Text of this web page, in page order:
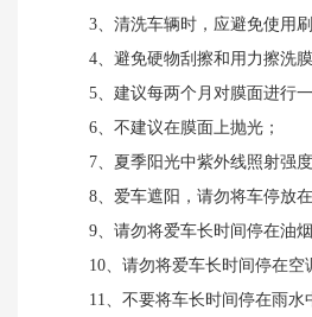
3、清洗车辆时，应避免使用
4、避免硬物刮擦和用力擦洗
5、建议每两个月对膜面进行
6、不建议在膜面上抛光；
7、夏季阳光中紫外线照射强
8、爱车遮阳，请勿将车停放
9、请勿将爱车长时间停在油
10、请勿将爱车长时间停在
11、不要将车长时间停在雨